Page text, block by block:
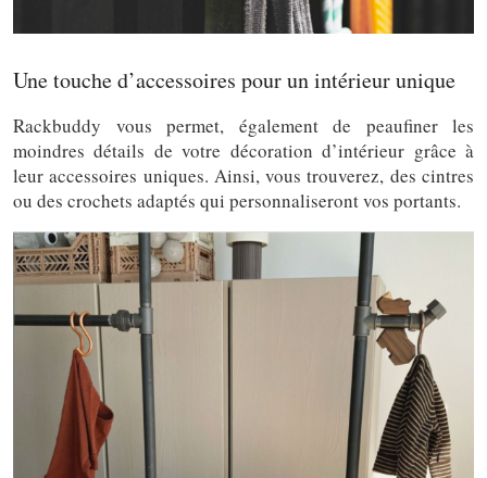
Une touche d’accessoires pour un intérieur unique
Rackbuddy vous permet, également de peaufiner les
moindres détails de votre décoration d’intérieur grâce à
leur accessoires uniques. Ainsi, vous trouverez, des cintres
ou des crochets adaptés qui personnaliseront vos portants.